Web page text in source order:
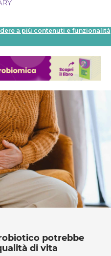
a più contenuti e funzionalità
potrebbe
di vita